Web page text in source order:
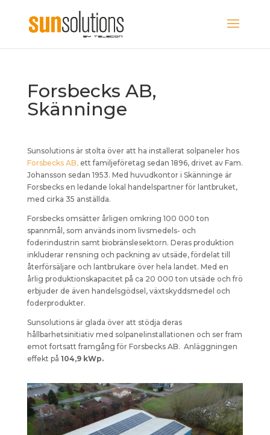
Forsbecks AB,
Skänninge
Sunsolutions är stolta över att ha installerat solpaneler hos
Forsbecks AB,ett familjeföretag sedan 1896, drivet av Fam.
Johansson sedan 1953. Med huvudkontor i Skänninge är
Forsbecks en ledande lokal handelspartner för lantbruket,
med cirka 35 anställda.
Forsbecks omsätter årligen omkring 100 000 ton
spannmål, som används inom livsmedels- och
foderindustrin samt biobränslesektorn. Deras produktion
inkluderar rensning och packning av utsäde, fördelat till
återförsäljare och lantbrukare över hela landet. Med en
årlig produktionskapacitet på ca 20 000 ton utsäde och frö
erbjuder de även handelsgödsel, växtskyddsmedel och
foderprodukter.
Sunsolutions är glada över att stödja deras
hållbarhetsinitiativ med solpanelinstallationen och ser fram
emot fortsatt framgång för Forsbecks AB. Anläggningen
effekt på 104,9 kWp.